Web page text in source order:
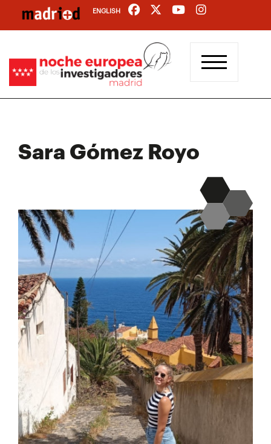
contenido
ENGLISH
Sara Gómez Royo